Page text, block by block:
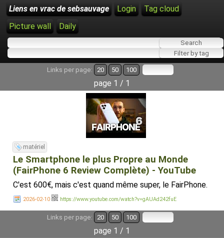
Liens en vrac de sebsauvage Login
Tag cloud
Picture wall
Daily
Links per page: 20 50 100
page 1 / 1
matériel
Le Smartphone le plus Propre au Monde
(FairPhone 6 Review Complète) - YouTube
C'est 600€, mais c'est quand même super, le FairPhone.
2026-02-10 https://www.youtube.com/watch?v=gAUAd242fuE
Links per page: 20 50 100
page 1 / 1